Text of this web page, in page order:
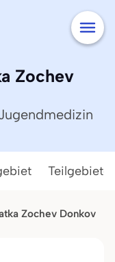
Zochev
Teilgebiete
Zochev Donkov